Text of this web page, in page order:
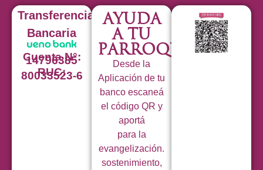
Transferencia
Bancaria
Cuenta N°:
14796385
RUC:
80033523-6
Ayuda
a tu
Parroquia
Desde la
Aplicación de tu
banco escaneá
el código QR y
aportá
para la
evangelización.
sostenimiento,